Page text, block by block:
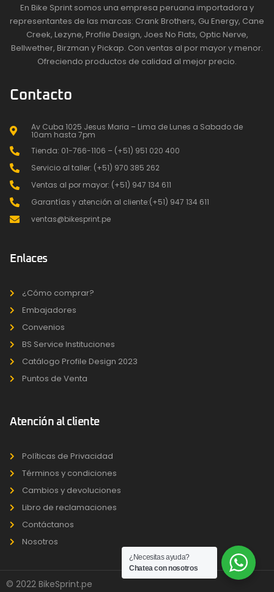
En Bike Sprint somos una empresa peruana importadora y
representantes de las marcas: Crank Brothers, Gu Energy, Cane
Creek, Lezyne, Profile Design, Joes No Flats, Optic Nerve,
Bellwether, Birzman y Pickap. Con ventas al por mayor y menor.
Ofreciendo productos de calidad al mejor precio.
Contacto
Av Cuba 1025 Jesus Maria – Lima de Lunes a Sabado de
10am hasta 7pm
Tienda: 01-766-1106 – (+51) 951 020 400
Servicio al taller: (+51) 970 385 262
Ventas al por mayor: (+51) 947 134 611
Garantías y atención al cliente:(+51) 947 134 611
ventas@bikesprint.pe
Enlaces
¿Cómo comprar?
Embajadores
Convenios
BS Service Instituciones
Catálogo Profile Design 2023
Puntos de Venta
Atención al cliente
Políticas de Privacidad
Términos y condiciones
Cambios y devoluciones
Libro de reclamaciones
Contáctanos
Nosotros
© 2022 BikeSprint.pe
¿Necesitas ayuda?
Chatea con nosotros